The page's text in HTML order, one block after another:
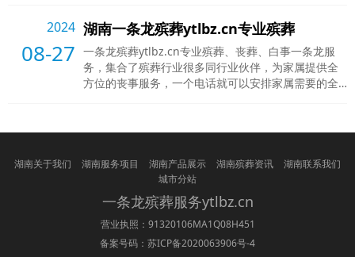
遗体接运24 小时响应：多数公司提供全天候接运服
务，确保家属第一时间联系。车辆选择：普通殡仪车
（基础型）、豪华殡仪车（高端型），部分提供消
毒、恒温设备，保障遗体安全。跨
2024
08-27
湖南一条龙殡葬ytlbz.cn专业殡葬
一条龙殡葬ytlbz.cn专业殡葬、丧葬、白事一条龙服
务，集合了殡葬行业很多同行业伙伴，为家属提供全
方位的丧事服务，一个电话就可以安排家属需要的全
与比较。4008341834一个电话，全国范围都有专业人
生4008341834一个电话，全国范围都有专业人
湖南关于我们 湖南服务项目 湖南产品展示 湖南殡葬资讯
湖南联系我们
城市分站
一条龙殡葬服务ytlbz.cn
营业执照：91320106MA1Q08H451
备案号码： 苏ICP备2020063906号-4